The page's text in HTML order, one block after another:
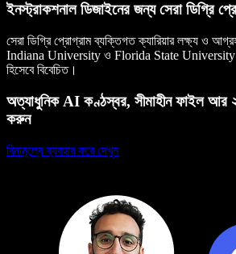
ইনস্ট্রাকশনাল ডিজাইনের জন্য সেরা ডিগ্রি
সেরা ডিগ্রি প্রোগ্রাম ব্যক্তিগত ক্যারিয়ার লক্ষ্য ও
Indiana University ও Florida State University
হিসেবে বিবেচিত।
অত্যাধুনিক AI কণ্ঠস্বর, সীমাহীন ফাইল আর
করুন
বিনামূল্যে ব্যবহার করে দেখুন